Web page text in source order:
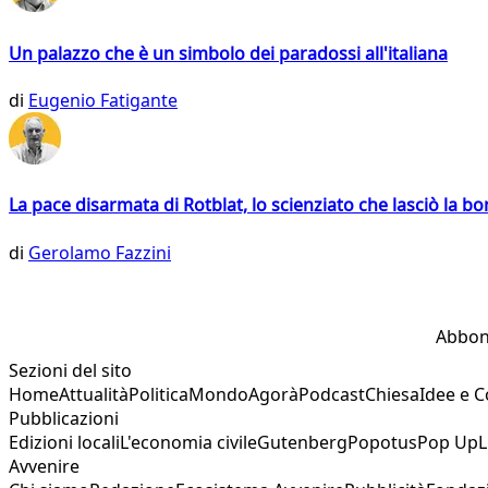
Un palazzo che è un simbolo dei paradossi all'italiana
di Eugenio Fatigante
La pace disarmata di Rotblat, lo scienziato che lasciò la
di Gerolamo Fazzini
Sezioni del sito
HomeAttualitàPoliticaMondoAgoràPodcastChiesaIdee e
Pubblicazioni
Edizioni localiL'economia civileGutenbergPopotusPop Up
Avvenire